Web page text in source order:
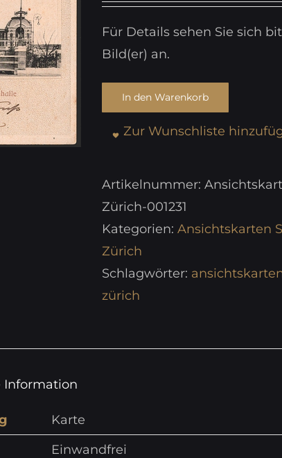
Für Details sehen Sie sich
Bild(er) an.
In den Warenkorb
Zur Wunschliste
Artikelnummer:
Zürich-001231
Kategorien: Ansichtskarten
Zürich
Schlagwörter:
zürich
Information
Karte
Einwandfrei